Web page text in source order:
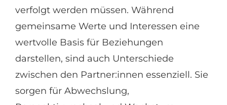
verfolgt werden müssen. Während
gemeinsame Werte und Interessen eine
wertvolle Basis für Beziehungen
darstellen, sind auch Unterschiede
zwischen den Partner:innen essenziell. Sie
sorgen für Abwechslung,